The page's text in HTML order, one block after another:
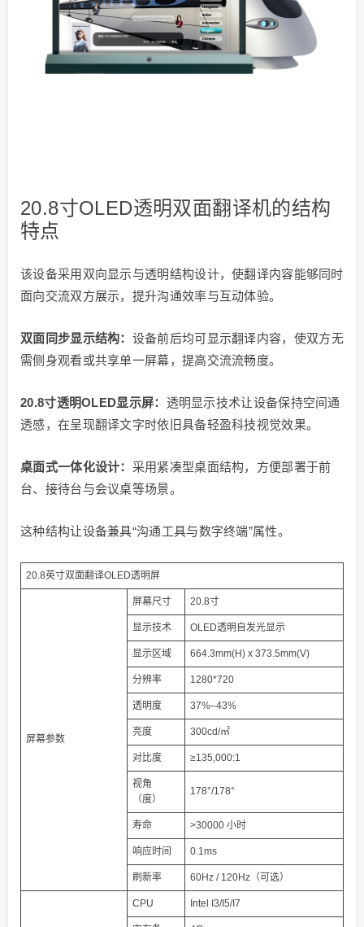
20.8寸OLED透明双面翻译机的结构
特点
该设备采用双向显示与透明结构设计，使翻译内容能够同时
面向交流双方展示，提升沟通效率与互动体验。
双面同步显示结构： 设备前后均可显示翻译内容，使双方无
需侧身观看或共享单一屏幕，提高交流流畅度。
20.8寸透明OLED显示屏： 透明显示技术让设备保持空间通
透感，在呈现翻译文字时依旧具备轻盈科技视觉效果。
桌面式一体化设计： 采用紧凑型桌面结构，方便部署于前
台、接待台与会议桌等场景。
这种结构让设备兼具“沟通工具与数字终端”属性。
20.8英寸双面翻译OLED透明屏
屏幕参数
屏幕尺寸 20.8寸
显示技术 OLED透明自发光显示
显示区域 664.3mm(H) x 373.5mm(V)
分辨率 1280*720
透明度 37%–43%
亮度 300cd/㎡
对比度 ≥135,000:1
视角
（度）
178°/178°
寿命 >30000 小时
响应时间 0.1ms
刷新率 60Hz / 120Hz（可选）
CPU Intel I3/I5/I7